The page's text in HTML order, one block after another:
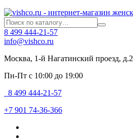
8 499 444-21-57
info@vishco.ru
Москва, 1-й Нагатинский проезд, д.2
Пн-Пт с 10:00 до 19:00
8 499 444-21-57
+7 901 74-36-366